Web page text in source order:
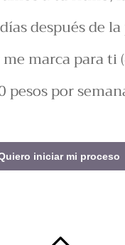
después de
marca para ti
pesos por
iniciar mi proceso